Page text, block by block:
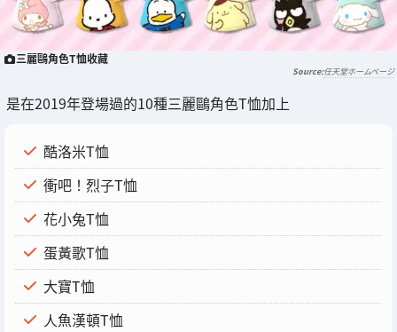
三麗鷗角色T恤收藏
任天堂ホームページ
是在2019年登場過的10種三麗鷗角色T恤加上
酷洛米T恤
衝吧！烈子T恤
花小兔T恤
蛋黃歌T恤
大寶T恤
人魚漢頓T恤